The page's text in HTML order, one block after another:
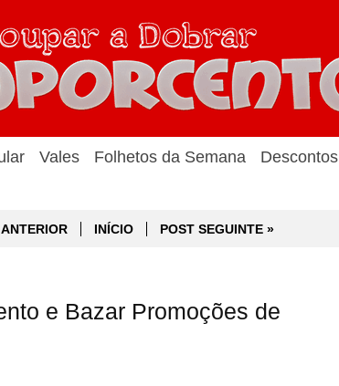
Vales Folhetos da Semana Descontos
INÍCIO POST SEGUINTE »
e Bazar Promoções de